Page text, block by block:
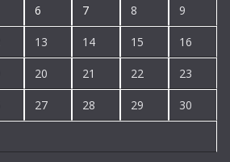
6 7 8 9
13 14 15 16
20 21 22 23
27 28 29 30